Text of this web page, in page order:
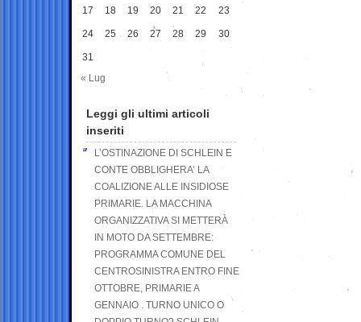
17 18 19 20 21 22 23
24 25 26 27 28 29 30
31
« Lug
Leggi gli ultimi articoli
inseriti
L’OSTINAZIONE DI SCHLEIN E
CONTE OBBLIGHERA’ LA
COALIZIONE ALLE INSIDIOSE
PRIMARIE. LA MACCHINA
ORGANIZZATIVA SI METTERÀ
IN MOTO DA SETTEMBRE:
PROGRAMMA COMUNE DEL
CENTROSINISTRA ENTRO FINE
OTTOBRE, PRIMARIE A
GENNAIO . TURNO UNICO O